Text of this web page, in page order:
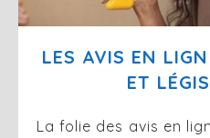
LES AVIS EN
ET
La folie des avis en